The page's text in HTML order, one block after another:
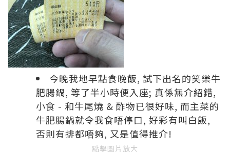
今晚我地早點食晚飯, 試下出名的笑樂牛
肥腸鍋, 等了半小時便入座; 真係無介紹錯,
小食 - 和牛尾燒 & 酢物已很好味, 而主菜的
牛肥腸鍋就令我食唔停口, 好彩有叫白飯,
否則有排都唔夠, 又是值得推介!
點擊圖片放大